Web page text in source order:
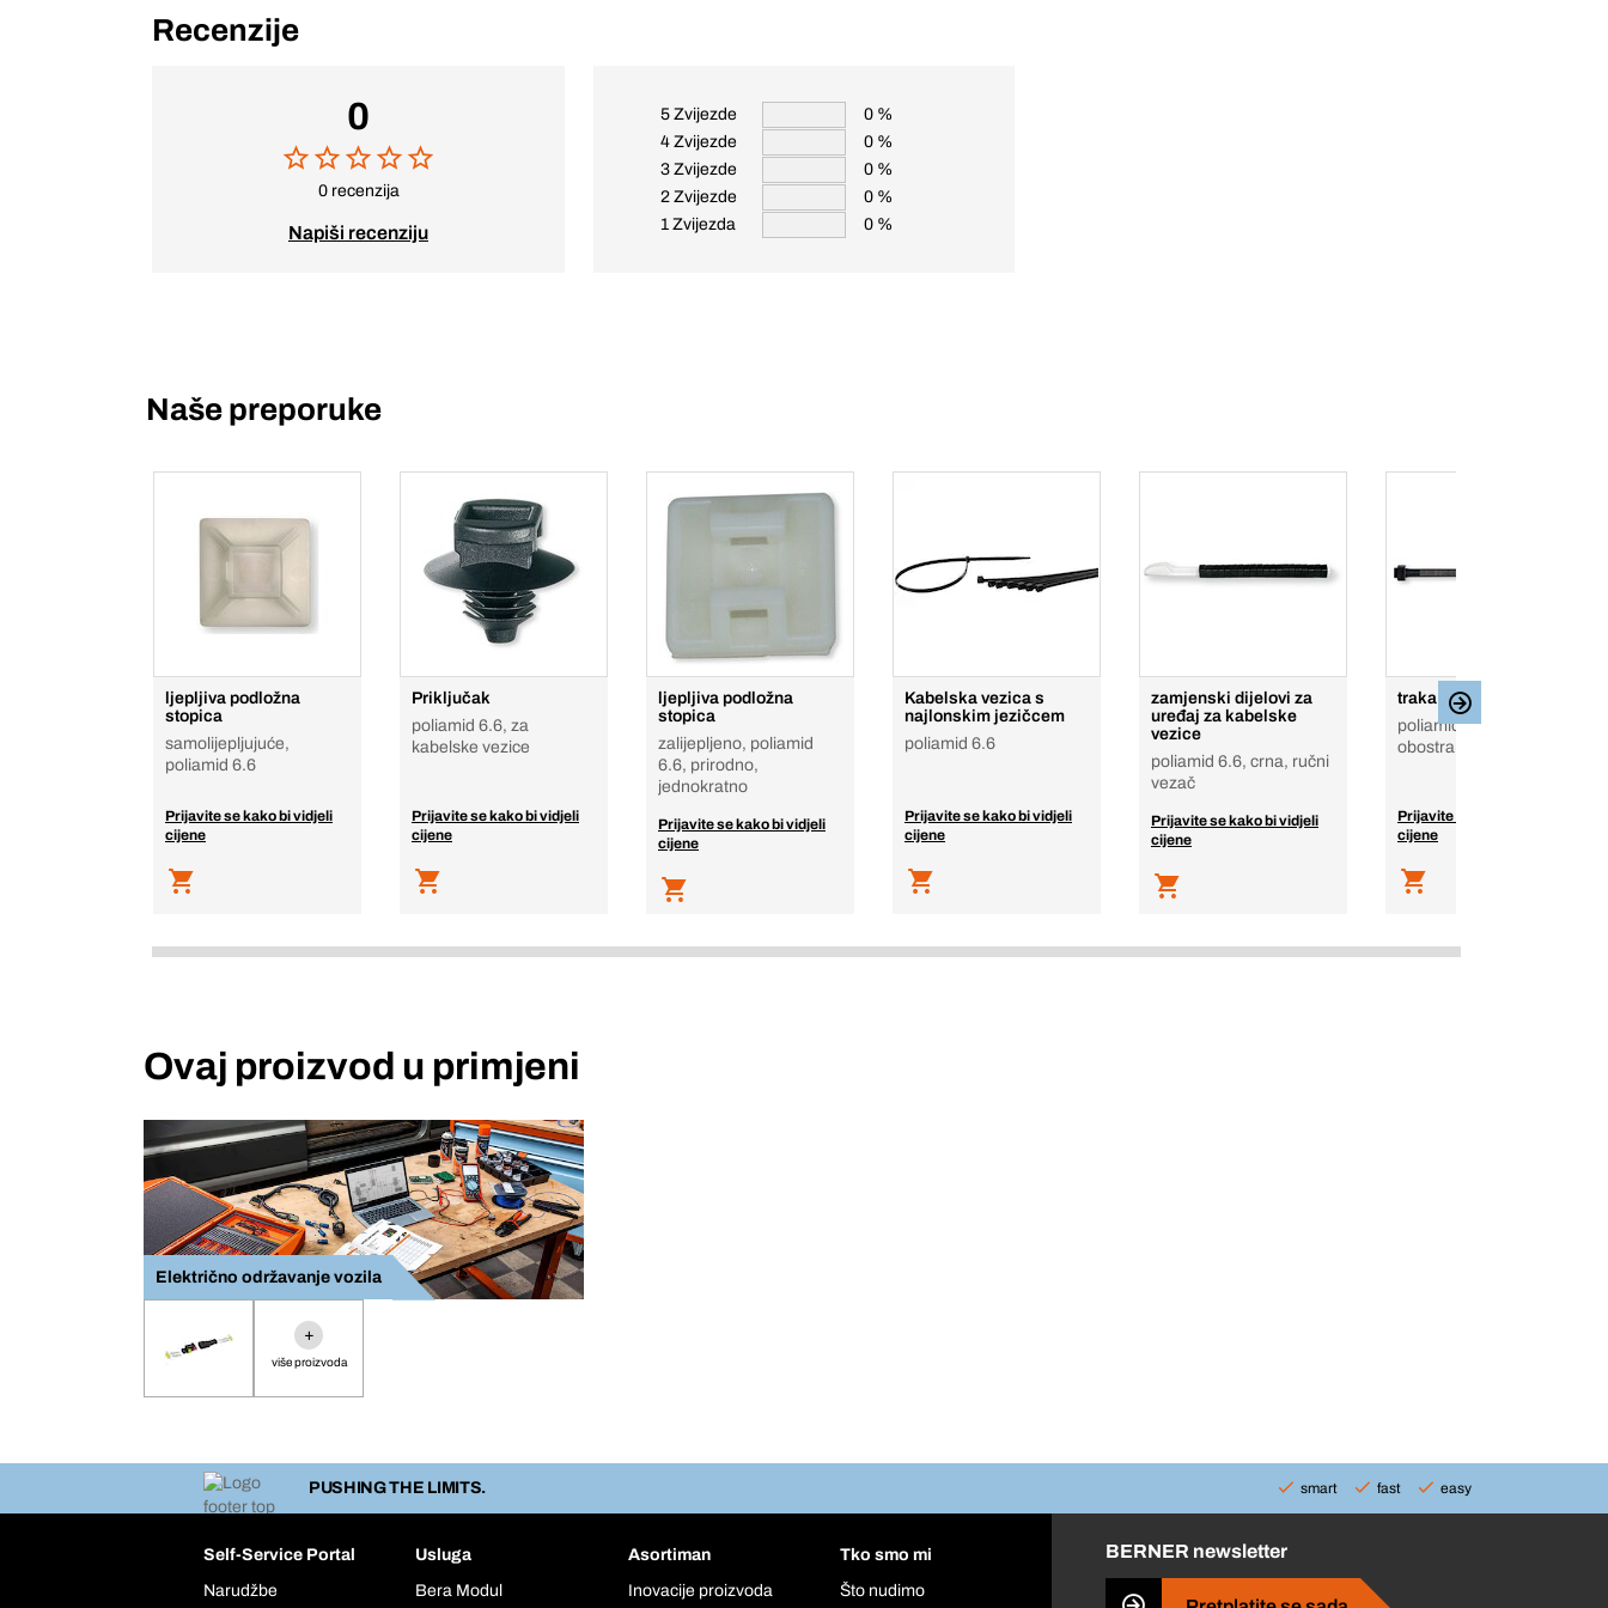
Recenzije
0
0 recenzija
Napiši recenziju
5 Zvijezde
0 %
4 Zvijezde
0 %
3 Zvijezde
0 %
2 Zvijezde
0 %
1 Zvijezda
0 %
Naše preporuke
ljepljiva podložna
stopica
samolijepljujuće,
poliamid 6.6
Prijavite se kako bi vidjeli
cijene
Priključak
poliamid 6.6, za
kabelske vezice
Prijavite se kako bi vidjeli
cijene
ljepljiva podložna
stopica
zalijepljeno, poliamid
6.6, prirodno,
jednokratno
Prijavite se kako bi vidjeli
cijene
Kabelska vezica s
najlonskim jezičcem
poliamid 6.6
Prijavite se kako bi vidjeli
cijene
zamjenski dijelovi za
uređaj za kabelske
vezice
poliamid 6.6, crna, ručni
vezač
Prijavite se kako bi vidjeli
cijene
traka za šasiju
poliamid 6.6, crna,
obostrano nazubljeno
Prijavite se kako bi vidjeli
cijene
Ovaj proizvod u primjeni
Električno održavanje vozila
+
više proizvoda
PUSHING THE LIMITS. smart fast easy
Self-Service Portal
Narudžbe
Usluga
Bera Modul
Asortiman
Inovacije proizvoda
Tko smo mi
Što nudimo
BERNER newsletter